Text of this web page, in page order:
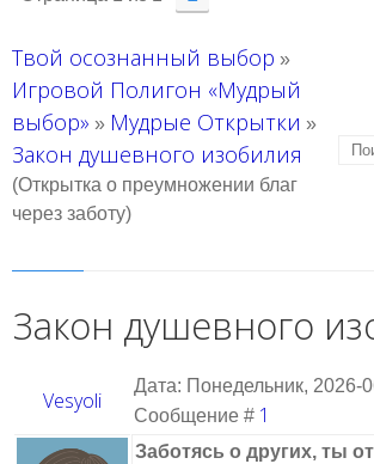
Твой осознанный выбор »
Игровой Полигон «Мудрый
выбор» » Мудрые Открытки »
Закон душевного изобилия
(Открытка о преумножении благ
через заботу)
Закон душевного
Vesyoli
Дата: Понедельник, 2026-
Сообщение # 1
Заботясь о других, ты